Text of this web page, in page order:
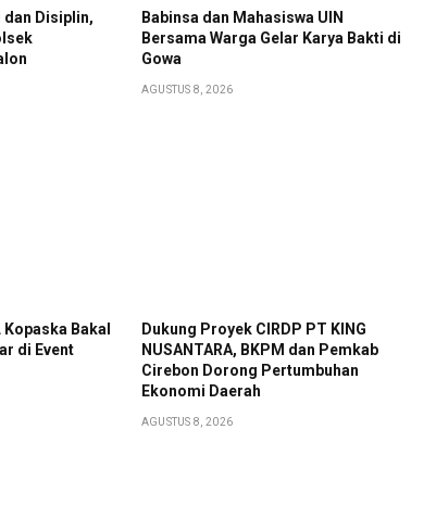
dan Disiplin,
Babinsa dan Mahasiswa UIN
Bersama Warga Gelar Karya Bakti di
Gowa
AGUSTUS 8, 2026
Bakal
di Event
Dukung Proyek CIRDP PT KING
NUSANTARA, BKPM dan Pemkab
Cirebon Dorong Pertumbuhan
Ekonomi Daerah
AGUSTUS 8, 2026